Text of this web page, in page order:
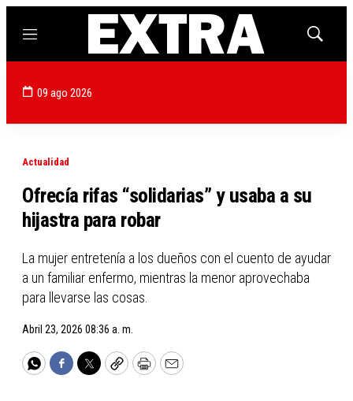
Menú
Mostrar
09 ago 2026
Actualidad
Ofrecía rifas “solidarias” y usaba a su
hijastra para robar
La mujer entretenía a los dueños con el cuento de ayudar
a un familiar enfermo, mientras la menor aprovechaba
para llevarse las cosas.
Abril 23, 2026 08:36 a. m.
WhatsApp
Facebook
TwitterCopyPrintEmail